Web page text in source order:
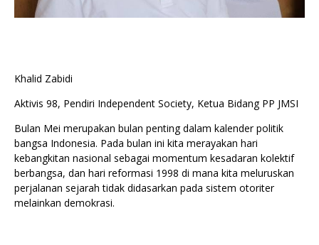
Khalid Zabidi
Aktivis 98, Pendiri Independent Society, Ketua Bidang PP JMSI
Bulan Mei merupakan bulan penting dalam kalender politik
bangsa Indonesia. Pada bulan ini kita merayakan hari
kebangkitan nasional sebagai momentum kesadaran kolektif
berbangsa, dan hari reformasi 1998 di mana kita meluruskan
perjalanan sejarah tidak didasarkan pada sistem otoriter
melainkan demokrasi.